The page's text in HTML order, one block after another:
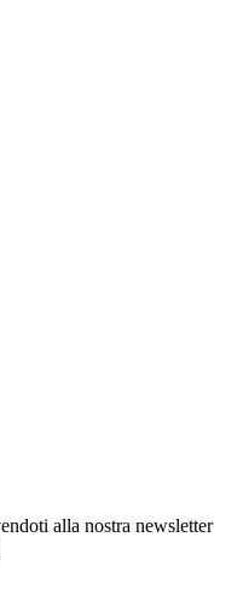
alla nostra newsletter